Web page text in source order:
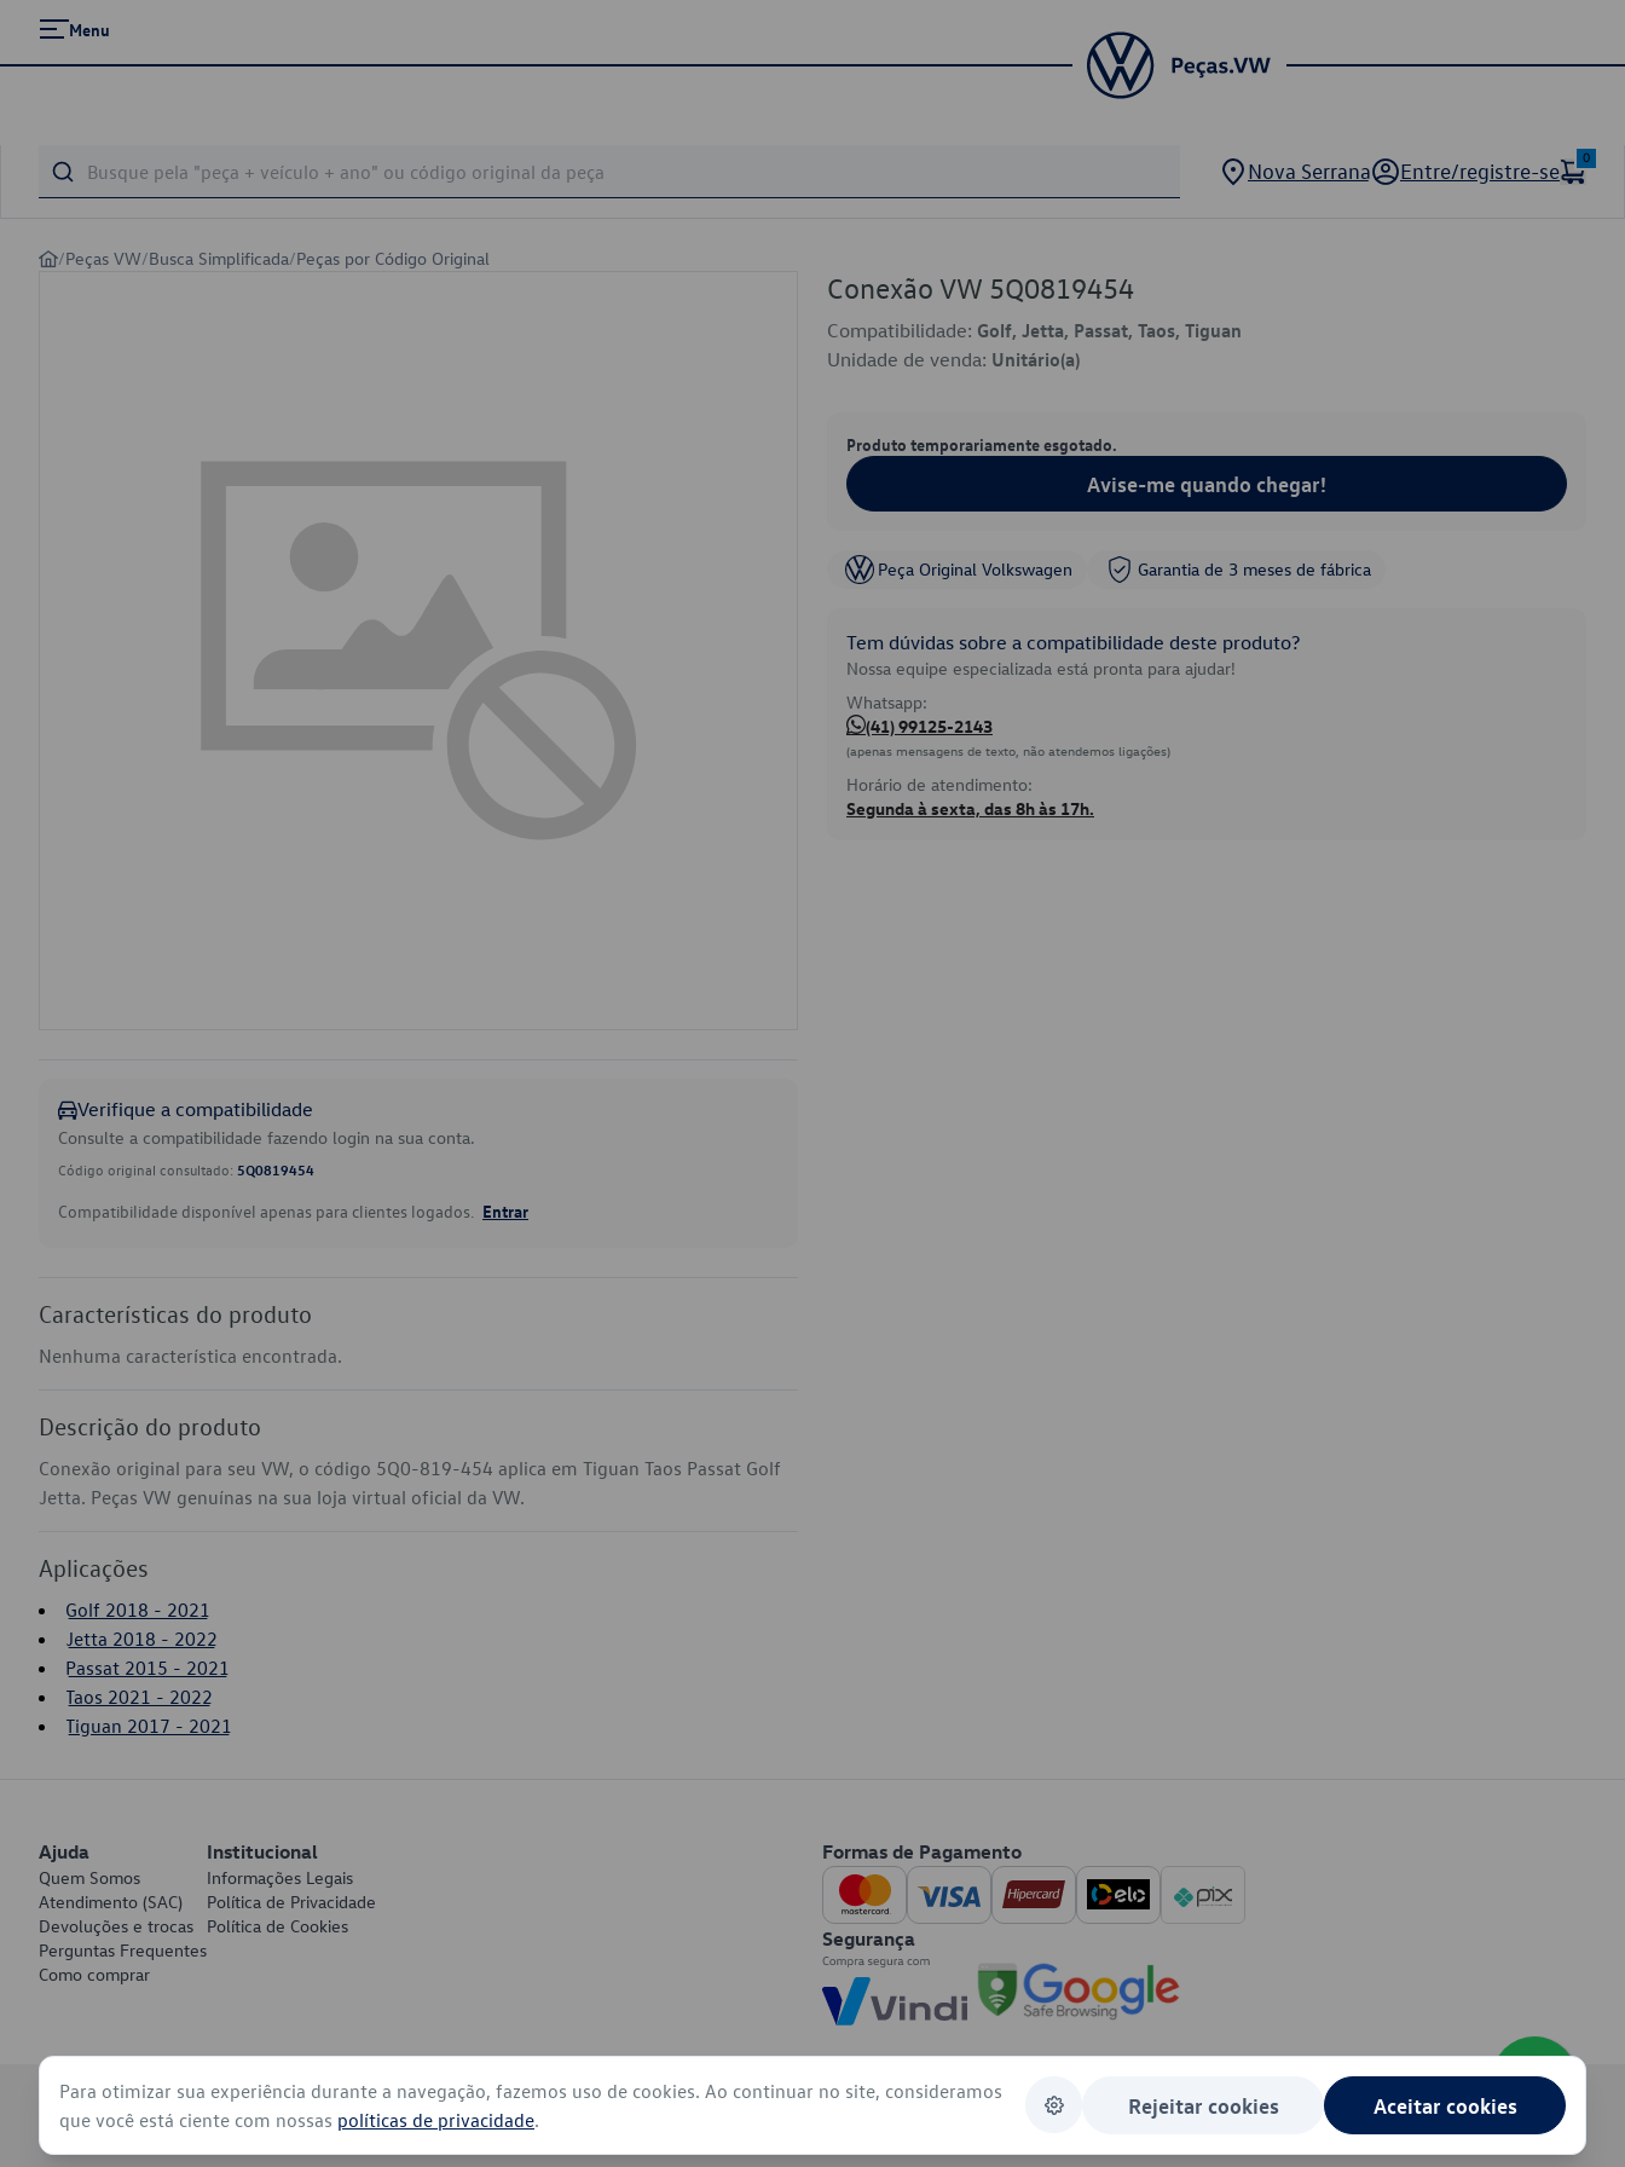
Menu
Nova Serrana Entre/registre-se
0
/Peças VW/Busca Simplificada/Peças por Código Original
Verifique a compatibilidade
Consulte a compatibilidade fazendo login na sua conta.
Código original consultado: 5Q0819454
Compatibilidade disponível apenas para clientes logados. Entrar
Características do produto
Nenhuma característica encontrada.
Descrição do produto
Conexão original para seu VW, o código 5Q0-819-454 aplica em Tiguan Taos Passat Golf
Jetta. Peças VW genuínas na sua loja virtual oficial da VW.
Aplicações
Golf 2018 - 2021
Jetta 2018 - 2022
Passat 2015 - 2021
Taos 2021 - 2022
Tiguan 2017 - 2021
Conexão VW 5Q0819454
Compatibilidade: Golf, Jetta, Passat, Taos, Tiguan
Unidade de venda: Unitário(a)
Produto temporariamente esgotado.
Avise-me quando chegar!
Peça Original Volkswagen Garantia de 3 meses de fábrica
Tem dúvidas sobre a compatibilidade deste produto?
Nossa equipe especializada está pronta para ajudar!
Whatsapp:
(41) 99125-2143
(apenas mensagens de texto, não atendemos ligações)
Horário de atendimento:
Segunda à sexta, das 8h às 17h.
Ajuda
Quem Somos
Atendimento (SAC)
Devoluções e trocas
Perguntas Frequentes
Como comprar
Institucional
Informações Legais
Política de Privacidade
Política de Cookies
Formas de Pagamento
Segurança
© 2026 - Volkswagen do Brasil - Todos os direitos reservados
Para otimizar sua experiência durante a navegação, fazemos uso de cookies. Ao continuar no site, consideramos
que você está ciente com nossas políticas de privacidade.
Rejeitar cookies Aceitar cookies